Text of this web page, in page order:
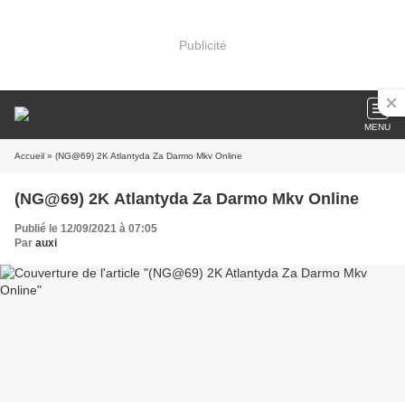
Publicité
MENU
Accueil » (NG@69) 2K Atlantyda Za Darmo Mkv Online
(NG@69) 2K Atlantyda Za Darmo Mkv Online
Publié le 12/09/2021 à 07:05
Par auxi